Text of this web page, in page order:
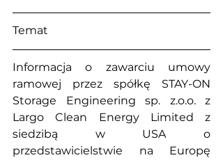
Temat
Informacja o zawarciu umowy
ramowej przez spółkę STAY-ON
Storage Engineering sp. z.o.o. z
Largo Clean Energy Limited z
siedzibą w USA o
przedstawicielstwie na Europę